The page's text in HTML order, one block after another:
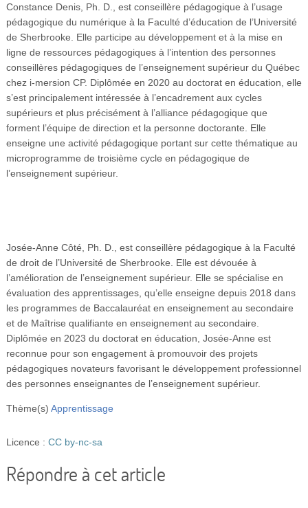
Constance Denis, Ph. D., est conseillère pédagogique à l’usage
pédagogique du numérique à la Faculté d’éducation de l’Université
de Sherbrooke. Elle participe au développement et à la mise en
ligne de ressources pédagogiques à l’intention des personnes
conseillères pédagogiques de l’enseignement supérieur du Québec
chez i-mersion CP. Diplômée en 2020 au doctorat en éducation, elle
s’est principalement intéressée à l’encadrement aux cycles
supérieurs et plus précisément à l’alliance pédagogique que
forment l’équipe de direction et la personne doctorante. Elle
enseigne une activité pédagogique portant sur cette thématique au
microprogramme de troisième cycle en pédagogique de
l’enseignement supérieur.
Josée-Anne Côté, Ph. D., est conseillère pédagogique à la Faculté
de droit de l’Université de Sherbrooke. Elle est dévouée à
l’amélioration de l’enseignement supérieur. Elle se spécialise en
évaluation des apprentissages, qu’elle enseigne depuis 2018 dans
les programmes de Baccalauréat en enseignement au secondaire
et de Maîtrise qualifiante en enseignement au secondaire.
Diplômée en 2023 du doctorat en éducation, Josée-Anne est
reconnue pour son engagement à promouvoir des projets
pédagogiques novateurs favorisant le développement professionnel
des personnes enseignantes de l’enseignement supérieur.
Thème(s) Apprentissage
Licence : CC by-nc-sa
Répondre à cet article